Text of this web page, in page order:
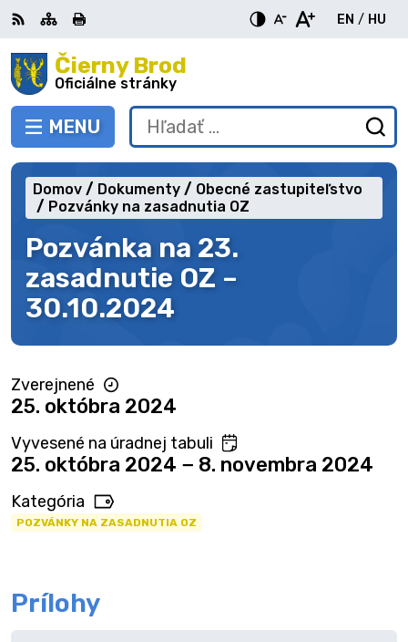
Preskočiť
na
obsah Čierny Brod
Oficiálne stránky
PREPNÚŤ
MENU
RSS MapaTlačiť
EN
English
/ HU
Hľadať:
Pozvánka na 23.
zasadnutie OZ –
30.10.2024
Domov Dokumenty
Obecné zastupiteľstvo
Pozvánky na zasadnutia OZ
Zverejnené
25. októbra 2024
Vyvesené na úradnej tabuli
25. októbra 2024 − 8. novembra 2024
Kategória
POZVÁNKY NA ZASADNUTIA OZ
Prílohy